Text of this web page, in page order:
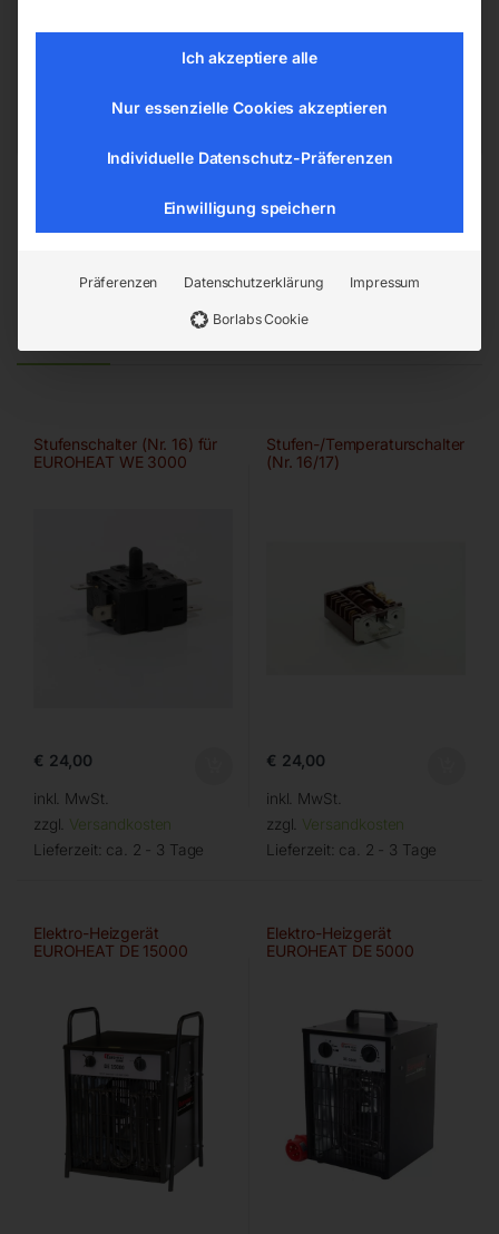
Werkstatttechnik
Ähnliche Produkte
Stufenschalter (Nr. 16) für
EUROHEAT WE 3000
€ 24,00
inkl. MwSt.
zzgl. Versandkosten
Lieferzeit: ca. 2 - 3 Tage
Stufen-/Temperaturschalter
(Nr. 16/17)
€ 24,00
inkl. MwSt.
zzgl. Versandkosten
Lieferzeit: ca. 2 - 3 Tage
Elektro-Heizgerät
EUROHEAT DE 15000
Elektro-Heizgerät
EUROHEAT DE 5000
Ich akzeptiere alle
Nur essenzielle Cookies akzeptieren
Individuelle Datenschutz-Präferenzen
Einwilligung speichern
Präferenzen Datenschutzerklärung Impressum
Borlabs Cookie